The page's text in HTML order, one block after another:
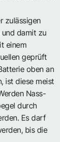
zulässigen
und damit zu
einem
geprüft
oben an
ist diese meist
Nass-
durch
Es darf
bis die